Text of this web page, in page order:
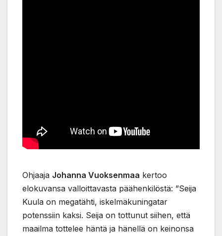
Ohjaaja Johanna Vuoksenmaa kertoo
elokuvansa valloittavasta päähenkilöstä: ”Seija
Kuula on megatähti, iskelmäkuningatar
potenssiin kaksi. Seija on tottunut siihen, että
maailma tottelee häntä ja hänellä on keinonsa